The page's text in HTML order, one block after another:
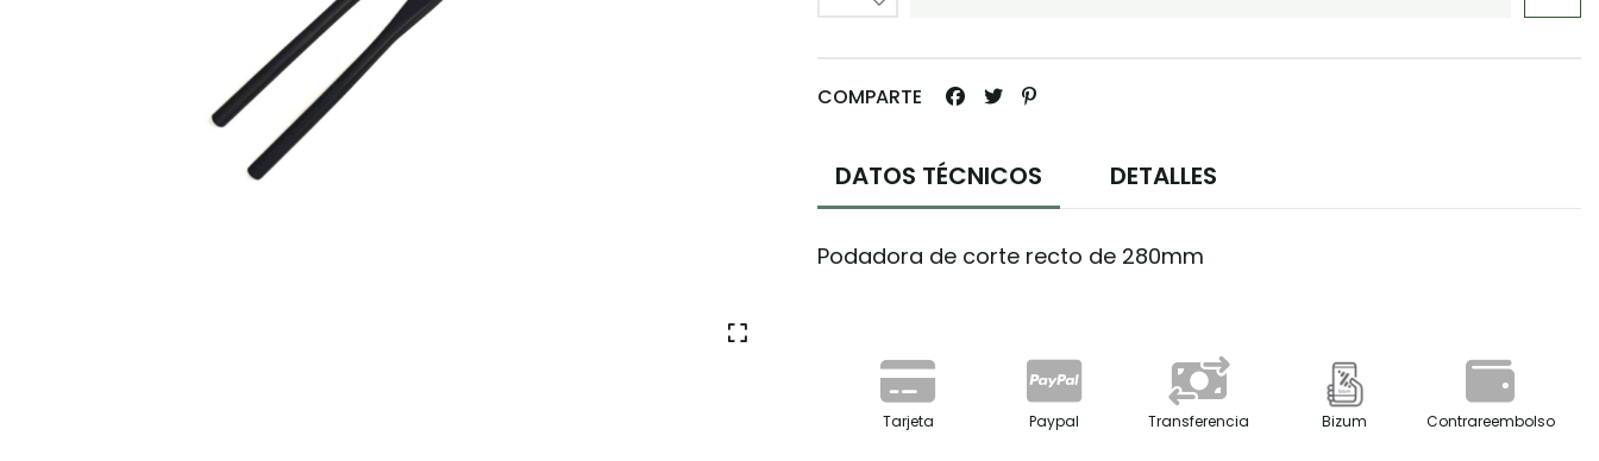
COMPARTE
DATOS TÉCNICOS DETALLES
Podadora de corte recto de 280mm
Tarjeta Paypal Transferencia Bizum Contrareembolso